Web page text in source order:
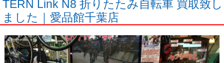
TERN Link N8 折りたたみ自転車 買取致し
ました｜愛品館千葉店